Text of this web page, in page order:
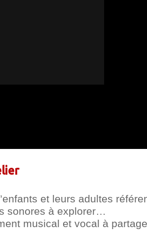
et leurs adultes
sonores à explorer…
musical et vocal à